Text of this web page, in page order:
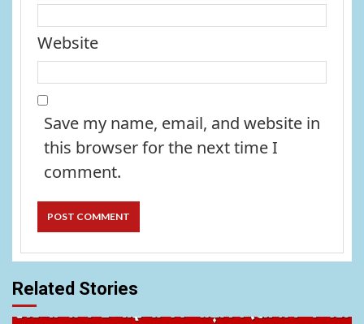
Website
Save my name, email, and website in
this browser for the next time I
comment.
Related Stories